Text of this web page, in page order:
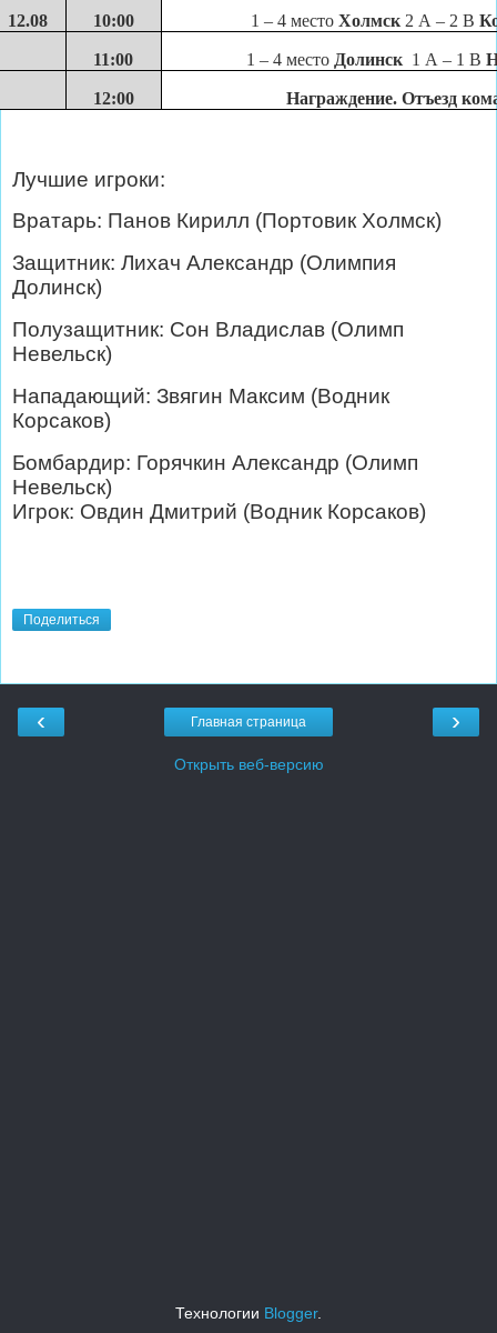
12.08 10:00 1 – 4 местоХолмск 2 А – 2 В
11:00 1 – 4 место Долинск 1 А – 1 В
12:00 Награждение. Отъезд
Лучшие игроки:
Вратарь: Панов Кирилл (Портовик Холмск)
Защитник: Лихач Александр (Олимпия
Долинск)
Полузащитник: Сон Владислав (Олимп
Невельск)
Нападающий: Звягин Максим (Водник
Корсаков)
Бомбардир: Горячкин Александр (Олимп
Невельск)
Игрок: Овдин Дмитрий (Водник Корсаков)
Поделиться
‹ ›
Главная страница
Открыть веб-версию
Технологии Blogger.